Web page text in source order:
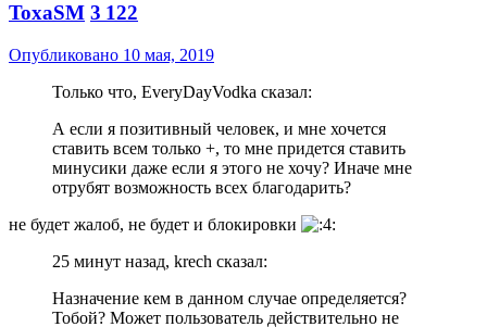
ToxaSM 3 122
Опубликовано 10 мая, 2019
Только что, EveryDayVodka сказал:
А если я позитивный человек, и мне хочется
ставить всем только +, то мне придется ставить
минусики даже если я этого не хочу? Иначе мне
отрубят возможность всех благодарить?
не будет жалоб, не будет и блокировки
25 минут назад, krech сказал:
Назначение кем в данном случае определяется?
Тобой? Может пользователь действительно не